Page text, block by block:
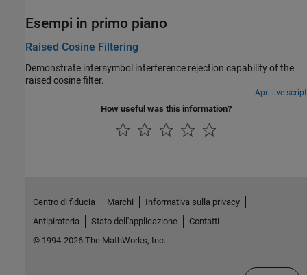
Esempi in primo piano
Raised Cosine Filtering
Demonstrate intersymbol interference rejection capability of the
raised cosine filter.
Apri live script
How useful was this information?
Centro di fiducia Marchi
Informativa sulla privacy
Antipirateria
Stato dell'applicazione
Contatti
© 1994-2026 The MathWorks, Inc.